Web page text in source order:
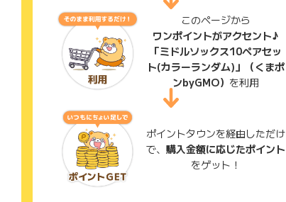
このページから
ワンポイントがアクセント♪
「ミドルソックス10ペアセッ
ト(カラーランダム)」（くまポ
ンbyGMO） を利用
ポイントタウンを経由しただけ
で、 購入金額に応じたポイント
をゲット！